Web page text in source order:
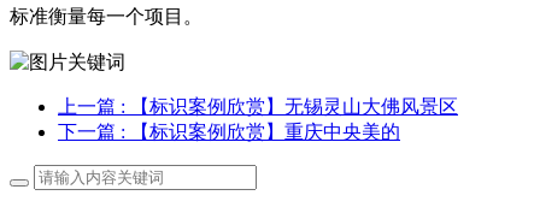
标准衡量每一个项目 。
上一篇 : 【标识案例欣赏】无锡灵山大佛风景区
下一篇 : 【标识案例欣赏】重庆中央美的